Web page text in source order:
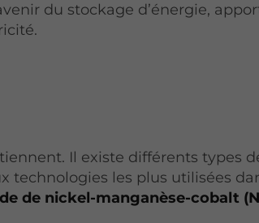
du stockage d’énergie,
Il existe différents types
les plus utilisées
de nickel-manganèse-cobalt